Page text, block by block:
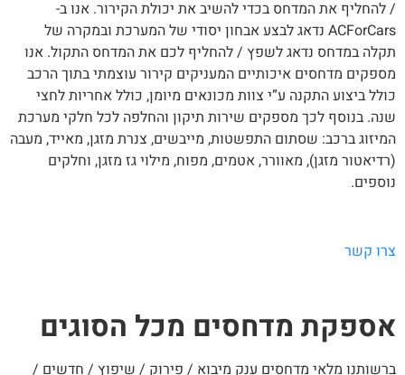
את המדחס בכדי להשיב את יכולת הקירור. אנו ב-
ACForCars נדאג לבצע אבחון יסודי של המערכת ובמקרה של
במדחס נדאג לשפץ / להחליף לכם את המדחס התקול. אנו
מדחסים איכותיים המעניקים קירור עוצמתי בתוך הרכב
ביצוע התקנה ע”י צוות מכונאים מיומן, כולל אחריות לחצי
בנוסף לכך מספקים שירות תיקון והחלפה לכל חלקי מערכת
ברכב: שסתום התפשטות, מייבשים, צנרת מזגן, מאייד, מעבה
מזגן), מאוורר, אטמים, מפוח, מילוי גז מזגן, וחלקים
קשר
מדחסים מכל הסוגים
מלאי מדחסים ענק מיבוא / פירוק / שיפוץ / חדשים /